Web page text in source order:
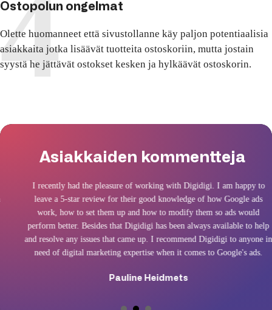
Ostopolun ongelmat
Olette huomanneet että sivustollanne käy paljon potentiaalisia
asiakkaita jotka lisäävät tuotteita ostoskoriin, mutta jostain
syystä he jättävät ostokset kesken ja hylkäävät ostoskorin.
Asiakkaiden kommentteja
I recently had the pleasure of working with Digidigi. I am happy to
leave a 5-star review for their good knowledge of how Google ads
work, how to set them up and how to modify them so ads would
perform better. Besides that Digidigi has been always available to help
and resolve any issues that came up. I recommend Digidigi to anyone in
need of digital marketing expertise when it comes to Google's ads.
Pauline Heidmets